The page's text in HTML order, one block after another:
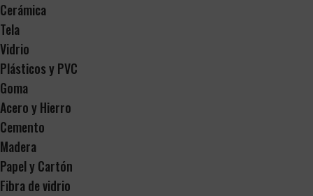
Cerámica
Tela
Vidrio
Plásticos y PVC
Goma
Acero y Hierro
Cemento
Madera
Papel y Cartón
Fibra de vidrio